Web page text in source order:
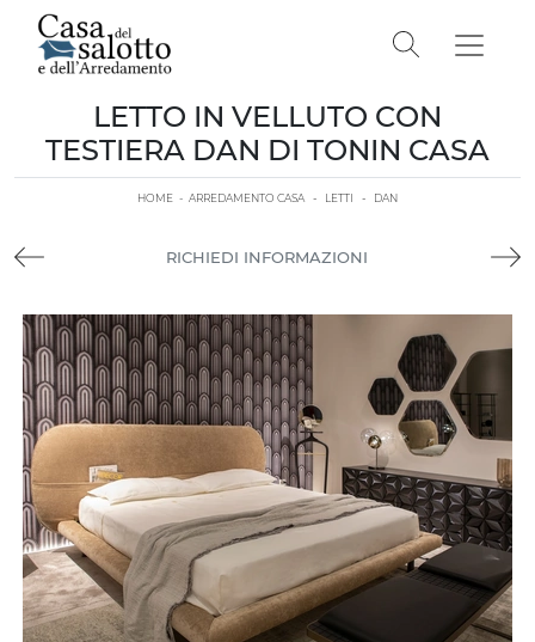
LETTO IN VELLUTO CON
TESTIERA DAN DI TONIN CASA
HOME - ARREDAMENTO CASA - LETTI - DAN
RICHIEDI INFORMAZIONI